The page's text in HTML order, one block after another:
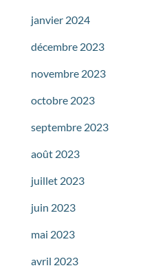
janvier 2024
décembre 2023
novembre 2023
octobre 2023
septembre 2023
août 2023
juillet 2023
juin 2023
mai 2023
avril 2023